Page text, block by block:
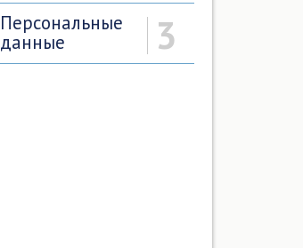
Персональные
данные
3